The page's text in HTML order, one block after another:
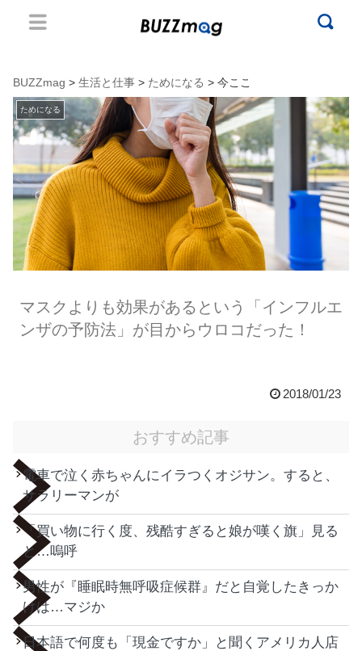
BUZZmag > 生活と仕事 > ためになる > 今ここ
ためになる
マスクよりも効果があるという「インフルエ
ンザの予防法」が目からウロコだった！
2018/01/23
おすすめ記事
電車で泣く赤ちゃんにイラつくオジサン。すると、
サラリーマンが
「買い物に行く度、残酷すぎると娘が嘆く旗」見る
と…嗚呼
男性が『睡眠時無呼吸症候群』だと自覚したきっか
けは…マジか
日本語で何度も「現金ですか」と聞くアメリカ人店